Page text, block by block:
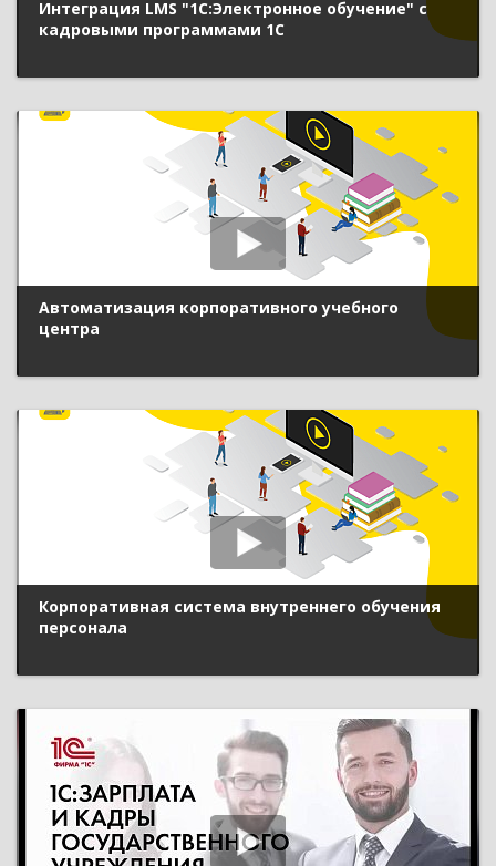
Интеграция LMS "1С:Электронное обучение" с
кадровыми программами 1С
Автоматизация корпоративного учебного
центра
Корпоративная система внутреннего обучения
персонала